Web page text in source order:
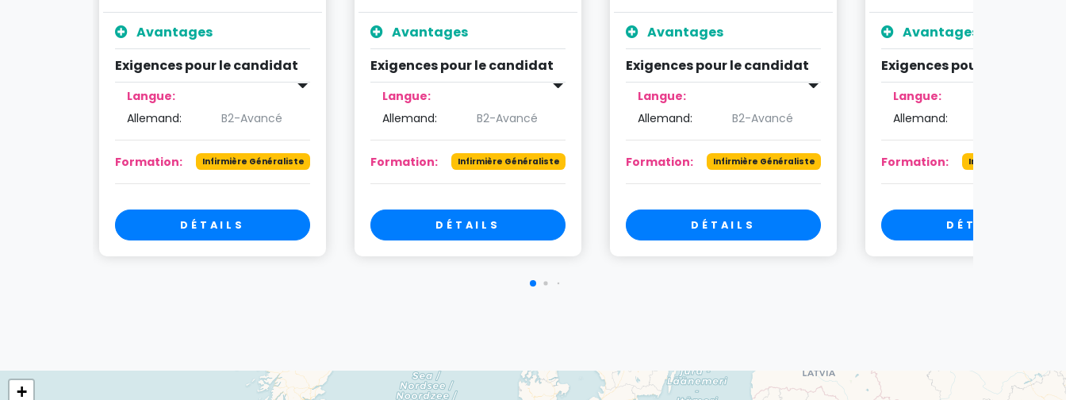
Avantages
Exigences pour le candidat
Langue:
Allemand:
B2-Avancé
Formation: Infirmière Généraliste
DÉTAILS
Avantages
Exigences pour le candidat
Langue:
Allemand:
B2-Avancé
Formation: Infirmière Généraliste
DÉTAILS
Avantages
Exigences pour le candidat
Langue:
Allemand:
B2-Avancé
Formation: Infirmière Généraliste
DÉTAILS
Avantages
Exigences pour le candidat
Langue:
Allemand:
Formation: Infirmière
DÉTAILS
+